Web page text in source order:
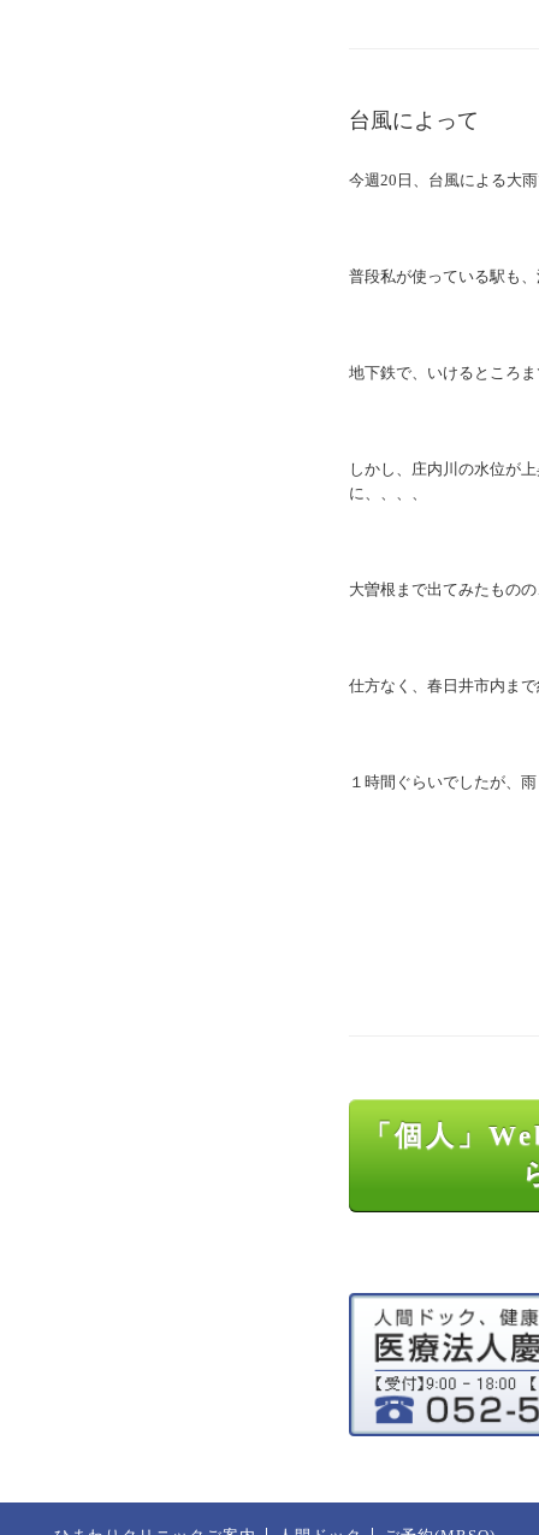
台風によって
今週20日、台風による大
普段私が使っている駅も
地下鉄で、いけるところ
しかし、庄内川の水位が
に、、、、
大曽根まで出てみたもの
仕方なく、春日井市内ま
１時間ぐらいでしたが、
「個人」